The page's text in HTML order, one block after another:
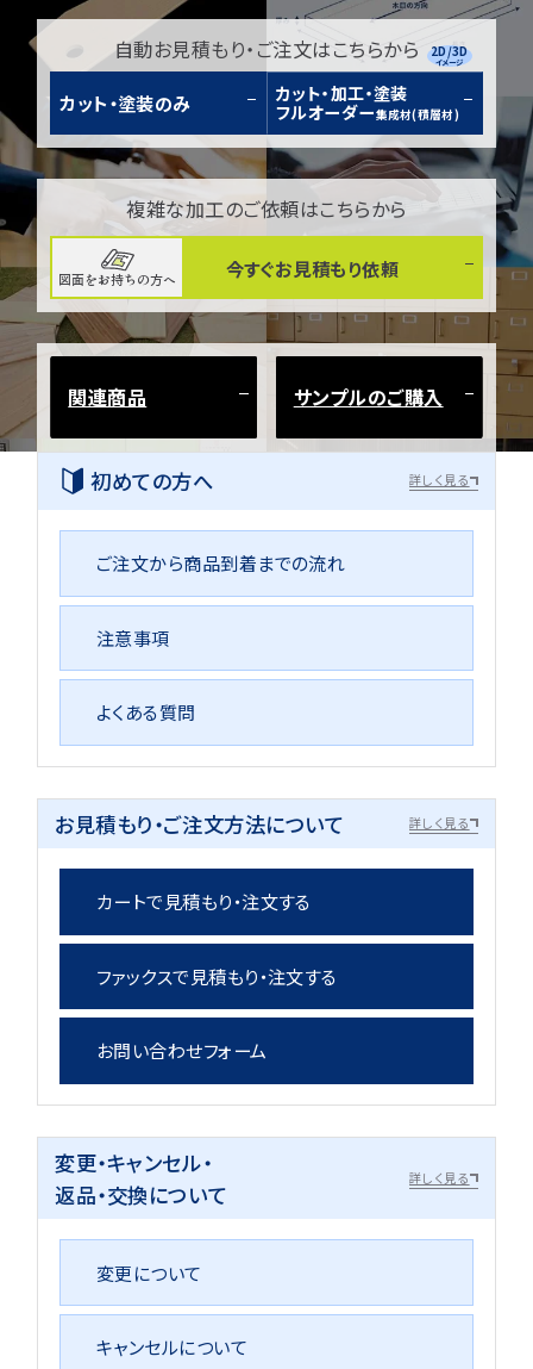
自動お見積もり・ご注文はこちらから
カット・塗装のみ
カット・加工・塗装
フルオーダー集成材(積層材)
2D/3D
イメージ
複雑な加工のご依頼はこちらから
図面をお持ちの方へ 今すぐお見積もり依頼
関連商品 サンプルのご購入
初めての方へ 詳しく見る
ご注文から商品到着までの流れ
注意事項
よくある質問
お見積もり・ご注文方法について 詳しく見る
カートで見積もり・注文する
ファックスで見積もり・注文する
お問い合わせフォーム
変更・キャンセル・
返品・交換について
詳しく見る
変更について
キャンセルについて